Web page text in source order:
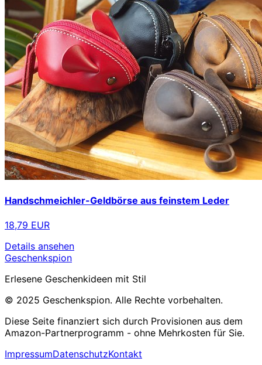
Handschmeichler-Geldbörse aus feinstem Leder
18,79 EUR
Details ansehen
Geschenkspion
Erlesene Geschenkideen mit Stil
© 2025 Geschenkspion. Alle Rechte vorbehalten.
Diese Seite finanziert sich durch Provisionen aus dem
Amazon-Partnerprogramm - ohne Mehrkosten für Sie.
ImpressumDatenschutzKontakt